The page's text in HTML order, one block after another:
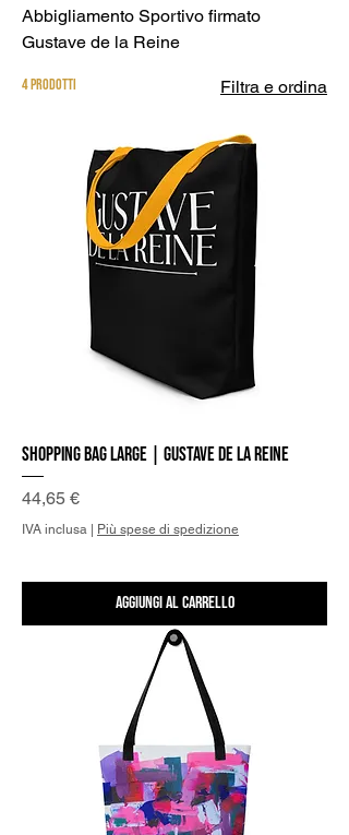
Abbigliamento Sportivo firmato
Gustave de la Reine
4 prodotti Filtra e ordina
Shopping Bag Large | Gustave de la Reine
Prezzo
44,65 €
IVA inclusa Più spese di spedizione
Aggiungi al carrello